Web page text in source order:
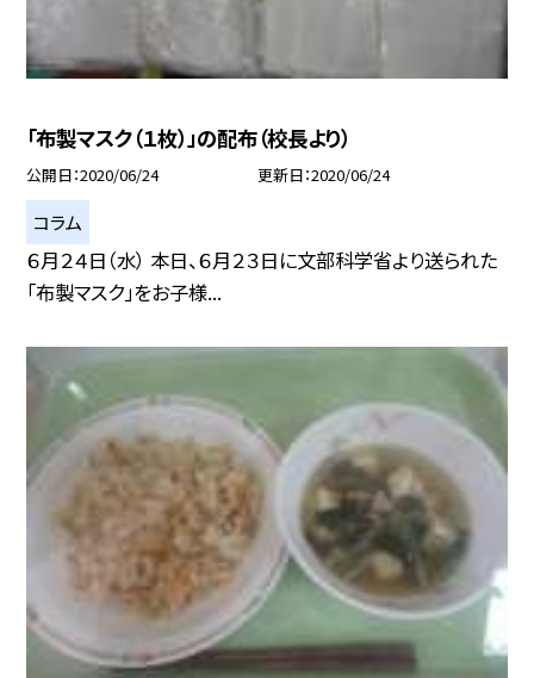
「布製マスク（１枚）」の配布（校長より）
公開日 2020/06/24 更新日 2020/06/24
コラム
６月２４日（水） 本日、６月２３日に文部科学省より送られた
「布製マスク」をお子様...